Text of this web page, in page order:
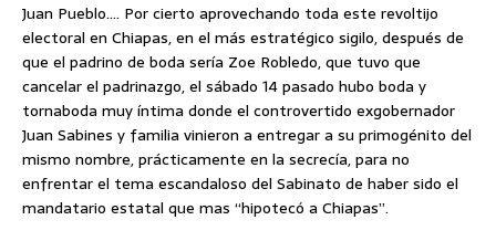
Juan Pueblo…. Por cierto aprovechando toda este revoltijo
electoral en Chiapas, en el más estratégico sigilo, después de
que el padrino de boda sería Zoe Robledo, que tuvo que
cancelar el padrinazgo, el sábado 14 pasado hubo boda y
tornaboda muy íntima donde el controvertido exgobernador
Juan Sabines y familia vinieron a entregar a su primogénito del
mismo nombre, prácticamente en la secrecía, para no
enfrentar el tema escandaloso del Sabinato de haber sido el
mandatario estatal que mas “hipotecó a Chiapas”.